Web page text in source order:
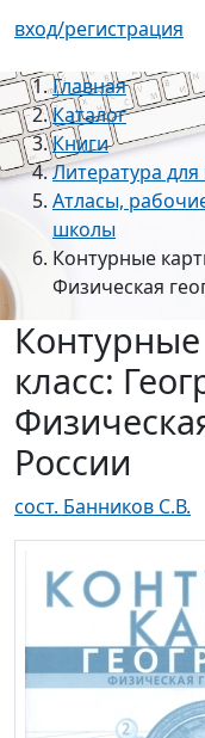
вход/регистрация
Главная
Каталог
Книги
Литература
Атласы,
школы
Контурные
Физическая
класс:
России
сост. Банников С.В.